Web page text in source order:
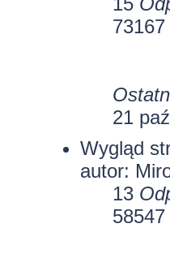
73167
21
Wygląd
autor:
13
58547